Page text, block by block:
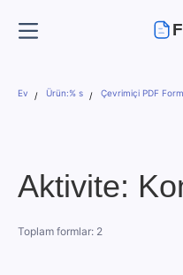
Ev Ürün:% s Çevrimiçi PDF
Aktivite:
Toplam formlar: 2